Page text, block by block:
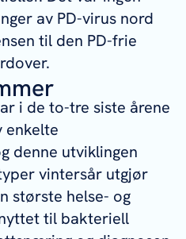
av PD-virus nord
til den PD-frie
i de to-tre siste årene
enkelte
denne utviklingen
vintersår utgjør
største helse- og
til bakteriell